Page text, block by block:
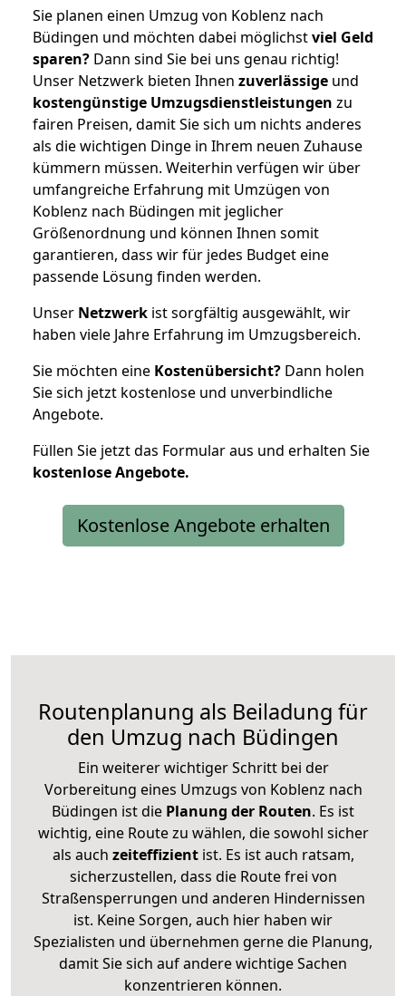
Sie planen einen Umzug von Koblenz nach
Büdingen und möchten dabei möglichstviel Geld
sparen? Dann sind Sie bei uns genau richtig!
Unser Netzwerk bieten Ihnen zuverlässige und
kostengünstige Umzugsdienstleistungen zu
fairen Preisen, damit Sie sich um nichts anderes
als die wichtigen Dinge in Ihrem neuen Zuhause
kümmern müssen. Weiterhin verfügen wir über
umfangreiche Erfahrung mit Umzügen von
Koblenz nach Büdingen mit jeglicher
Größenordnung und können Ihnen somit
garantieren, dass wir für jedes Budget eine
passende Lösung finden werden.
Unser Netzwerk ist sorgfältig ausgewählt, wir
haben viele Jahre Erfahrung im Umzugsbereich.
Sie möchten eine Kostenübersicht? Dann holen
Sie sich jetzt kostenlose und unverbindliche
Angebote.
Füllen Sie jetzt das Formular aus und erhalten Sie
kostenloseAngebote.
Kostenlose Angebote erhalten
Routenplanung als Beiladung für
den Umzug nach Büdingen
Ein weiterer wichtiger Schritt bei der
Vorbereitung eines Umzugs von Koblenz nach
Büdingen ist die Planung der Routen. Es ist
wichtig, eine Route zu wählen, die sowohl sicher
als auch zeiteffizientist. Es ist auch ratsam,
sicherzustellen, dass die Route frei von
Straßensperrungen und anderen Hindernissen
ist. Keine Sorgen, auch hier haben wir
Spezialisten und übernehmen gerne die Planung,
damit Sie sich auf andere wichtige Sachen
konzentrieren können.